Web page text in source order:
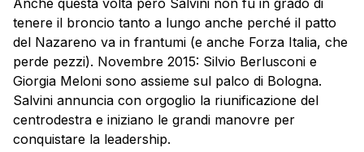
tenere il broncio tanto a lungo anche perché il patto
del Nazareno va in frantumi (e anche Forza Italia, che
perde pezzi). Novembre 2015: Silvio Berlusconi e
Giorgia Meloni sono assieme sul palco di Bologna.
Salvini annuncia con orgoglio la riunificazione del
centrodestra e iniziano le grandi manovre per
conquistare la leadership.